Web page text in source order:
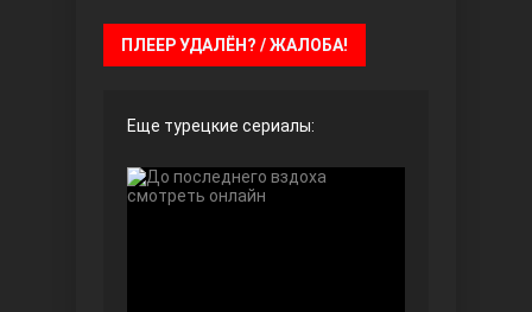
Чёрно-белая любовь
ПЛЕЕР УДАЛЁН? / ЖАЛОБА!
Еще турецкие сериалы: